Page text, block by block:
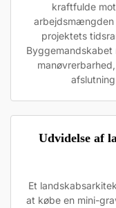
kraftfulde
arbejdsmængden
projektets
Byggemandskabet
Udvidelse af
Et
at købe en mini-